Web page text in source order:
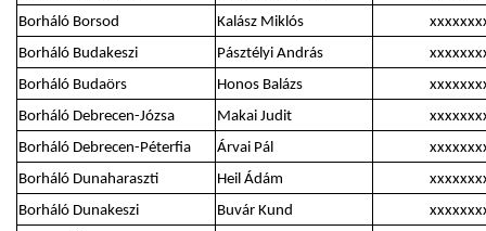
Borháló Borsod
Kalász Miklós
Borháló Budakeszi
Pásztélyi András
Borháló Budaörs
Honos Balázs
Borháló Debrecen-Józsa
Makai Judit
Borháló Debrecen-Péterfia
Árvai Pál
Borháló Dunaharaszti
Heil Ádám
Borháló Dunakeszi
Buvár Kund